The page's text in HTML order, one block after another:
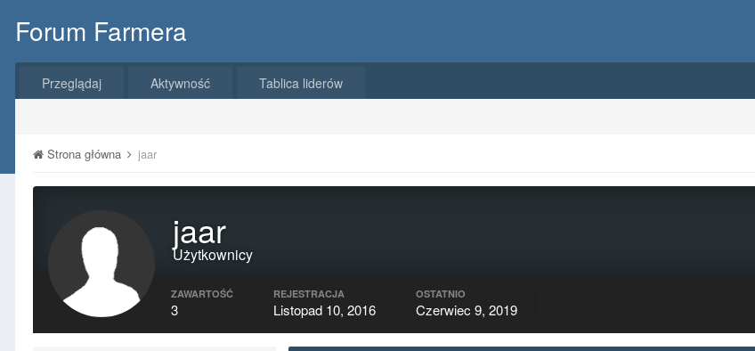
Forum Farmera
Przeglądaj Aktywność Tablica liderów
Strona główna jaar
jaar
Użytkownicy
ZAWARTOŚĆ
3
REJESTRACJA
Listopad 10, 2016
OSTATNIO
Czerwiec 9, 2019